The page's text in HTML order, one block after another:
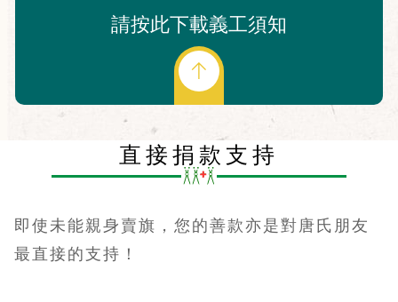
請按此下載義工須知
直接捐款支持
即使未能親身賣旗，您的善款亦是對唐氏朋友
最直接的支持！